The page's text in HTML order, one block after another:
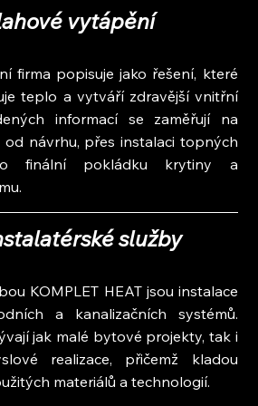
vytápění
firma popisuje jako řešení, které
teplo a vytváří zdravější vnitřní
informací se zaměřují na
od návrhu, přes instalaci topných
finální pokládku krytiny a
služby
KOMPLET HEAT jsou instalace
a kanalizačních systémů.
jak malé bytové projekty, tak i
realizace, přičemž kladou
materiálů a technologií.